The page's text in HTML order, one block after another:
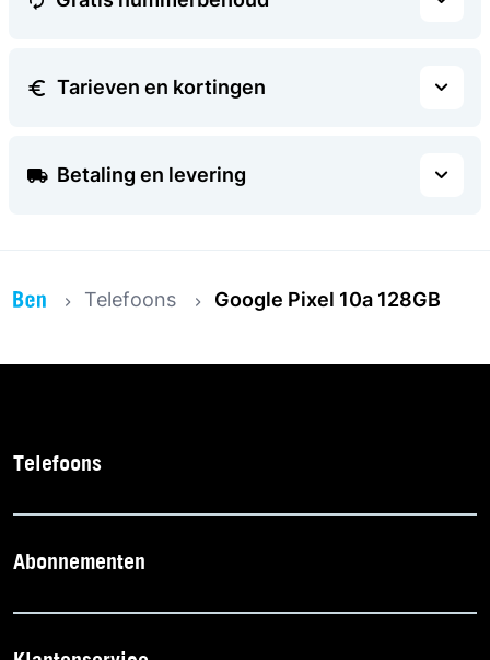
Tarieven en kortingen
Betaling en levering
Telefoons Google Pixel 10a 128GB
Telefoons
Abonnementen